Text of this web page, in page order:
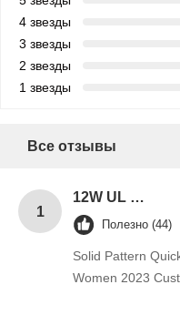
4 звезды
3 звезды
2 звезды
1 звезды
Все отзывы
1
12W UL plug 12V 1A power adapter 5V 1A 2A AC DC power supply for Blue Tooth 5V 2A switching ac adapter 12V
Полезно (44)
Solid Pattern
Women 2023